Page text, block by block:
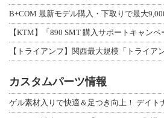
【KTM】「890 SMT 購入サポートキャン
カスタムパーツ情報